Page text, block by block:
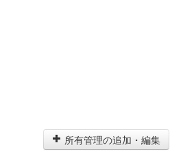
所有管理の追加・編集